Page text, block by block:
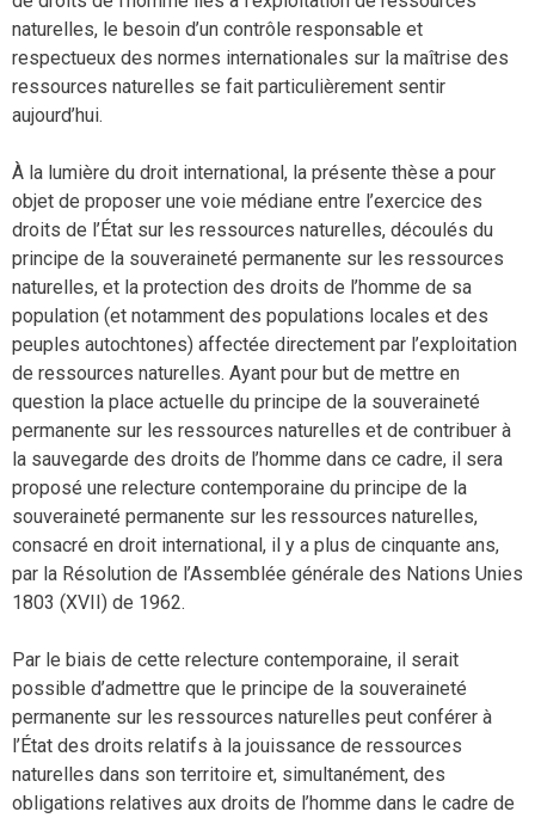
naturelles, le besoin d’un contrôle responsable et
respectueux des normes internationales sur la maîtrise des
ressources naturelles se fait particulièrement sentir
aujourd’hui.
À la lumière du droit international, la présente thèse a pour
objet de proposer une voie médiane entre l’exercice des
droits de l’État sur les ressources naturelles, découlés du
principe de la souveraineté permanente sur les ressources
naturelles, et la protection des droits de l’homme de sa
population (et notamment des populations locales et des
peuples autochtones) affectée directement par l’exploitation
de ressources naturelles. Ayant pour but de mettre en
question la place actuelle du principe de la souveraineté
permanente sur les ressources naturelles et de contribuer à
la sauvegarde des droits de l’homme dans ce cadre, il sera
proposé une relecture contemporaine du principe de la
souveraineté permanente sur les ressources naturelles,
consacré en droit international, il y a plus de cinquante ans,
par la Résolution de l’Assemblée générale des Nations Unies
1803 (XVII) de 1962.
Par le biais de cette relecture contemporaine, il serait
possible d’admettre que le principe de la souveraineté
permanente sur les ressources naturelles peut conférer à
l’État des droits relatifs à la jouissance de ressources
naturelles dans son territoire et, simultanément, des
obligations relatives aux droits de l’homme dans le cadre de